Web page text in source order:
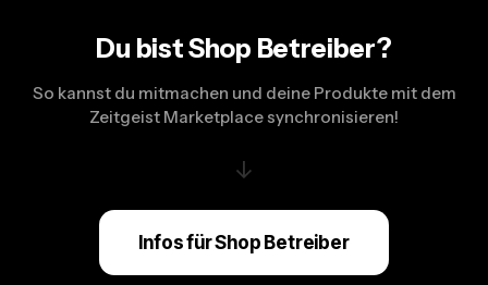
Du bist Shop Betreiber?
So kannst du mitmachen und deine Produkte mit dem
Zeitgeist Marketplace synchronisieren!
↓
Infos für Shop Betreiber